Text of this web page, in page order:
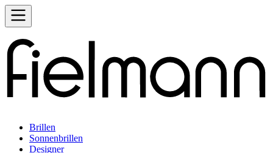
Brillen
Sonnenbrillen
Designer